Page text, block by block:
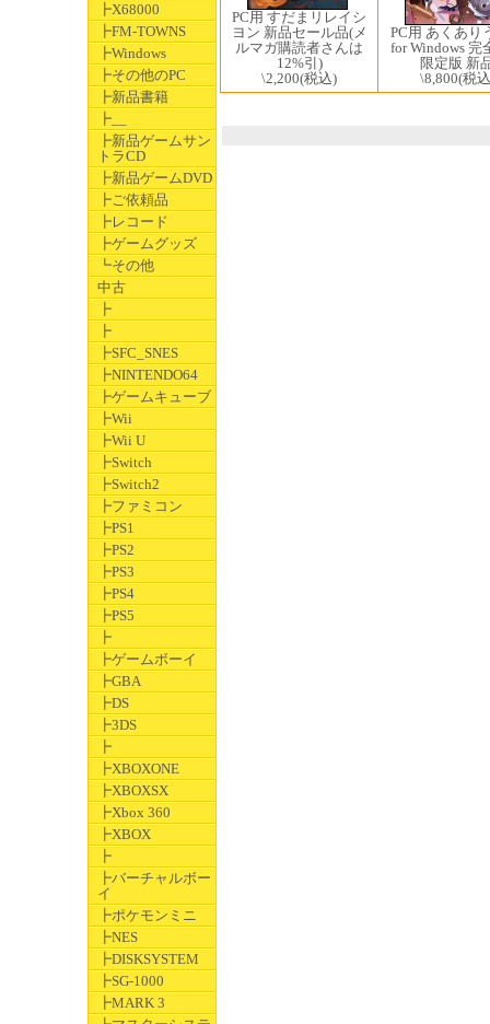
┣X68000
┣FM-TOWNS
┣Windows
┣その他のPC
┣新品書籍
┣__
┣新品ゲームサン
トラCD
┣新品ゲームDVD
┣ご依頼品
┣レコード
┣ゲームグッズ
┗その他
中古
┣
┣
┣SFC_SNES
┣NINTENDO64
┣ゲームキューブ
┣Wii
┣Wii U
┣Switch
┣Switch2
┣ファミコン
┣PS1
┣PS2
┣PS3
┣PS4
┣PS5
┣
┣ゲームボーイ
┣GBA
┣DS
┣3DS
┣
┣XBOXONE
┣XBOXSX
┣Xbox 360
┣XBOX
┣
┣バーチャルボー
イ
┣ポケモンミニ
┣NES
┣DISKSYSTEM
┣SG-1000
┣MARK 3
PC用 すだまリレイシ
ヨン 新品セール品(メ
ルマガ購読者さんは
12%引)
\2,200(税込)
PC用 あくあり
for Windows 完
限定版 新
\8,800(税